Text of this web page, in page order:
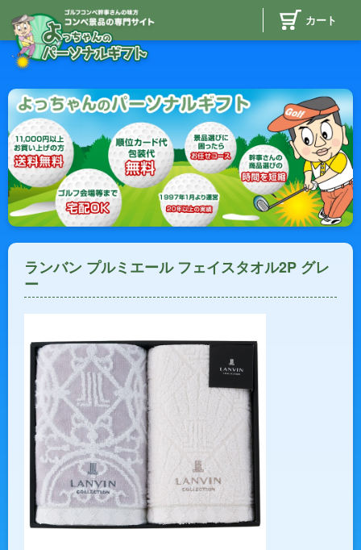
カート
ランバン プルミエール フェイスタオル2P グレ
ー